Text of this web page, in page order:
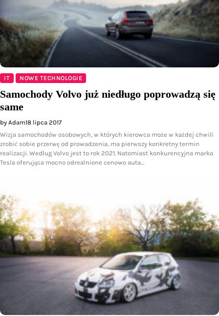
IT NOWE TECHNOLOGIE
Samochody Volvo już niedługo poprowadzą się
same
by Adam18 lipca 2017
Wizja samochodów osobowych, w których kierowca może w każdej chwili
zrobić sobie przerwę od prowadzenia, ma pierwszy konkretny termin
realizacji. Według Volvo jest to rok 2021. Natomiast konkurencyjna marka
Tesla oferująca mocno odrealnione cenowo auta…